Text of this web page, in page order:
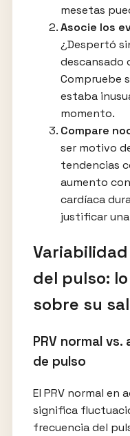
mesetas
Asocie los
¿Despertó
descansado
Compruebe
estaba
momento.
Compare
ser motivo
tendencias
aumento
cardíaca
justificar
del pulso:
sobre su
PRV normal
de pulso
El PRV normal en
significa
frecuencia del